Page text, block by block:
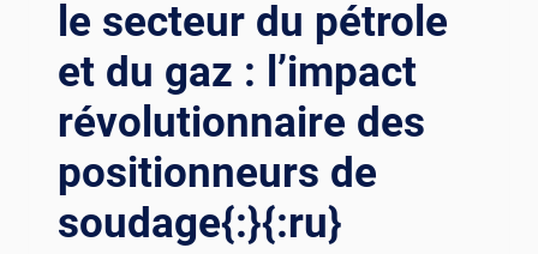
le secteur du pétrole
et du gaz : l’impact
révolutionnaire des
positionneurs de
soudage{:}{:ru}